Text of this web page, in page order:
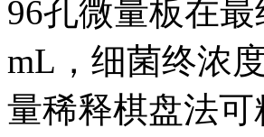
96孔微量板在
mL，细菌终浓
量稀释棋盘法